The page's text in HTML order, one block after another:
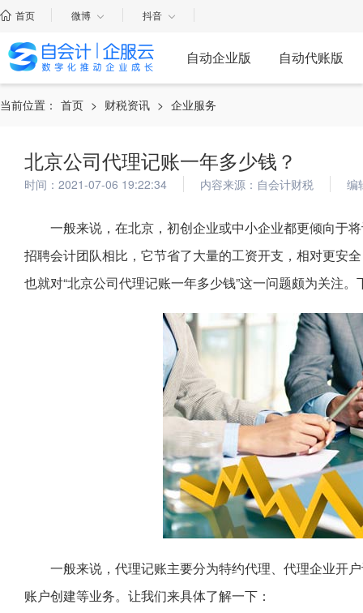
首页 微博 抖音
自动企业版 自动代账版
当前位置： 首页 > 财税资讯 > 企业服务
北京公司代理记账一年多少钱？
时间：2021-07-06 19:22:34 内容来源：自会计财税 编
一般来说，在北京，初创企业或中小企业都更倾向于
招聘会计团队相比，它节省了大量的工资开支，相对更安
也就对“北京公司代理记账一年多少钱”这一问题颇为关注
一般来说，代理记账主要分为特约代理、代理企业开
账户创建等业务。让我们来具体了解一下：